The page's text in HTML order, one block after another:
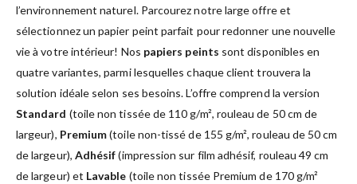
l’environnement naturel. Parcourez notre large offre et
sélectionnez un papier peint parfait pour redonner une nouvelle
vie à votre intérieur! Nos papiers peints sont disponibles en
quatre variantes, parmi lesquelles chaque client trouvera la
solution idéale selon ses besoins. L’offre comprend la version
Standard (toile non tissée de 110 g/m², rouleau de 50 cm de
largeur), Premium(toile non-tissé de 155 g/m², rouleau de 50 cm
de largeur), Adhésif(impression sur film adhésif, rouleau 49 cm
de largeur) et Lavable (toile non tissée Premium de 170 g/m²